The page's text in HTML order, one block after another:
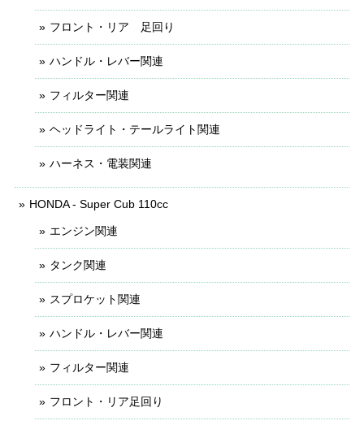
フロント・リア 足回り
ハンドル・レバー関連
フィルター関連
ヘッドライト・テールライト関連
ハーネス・電装関連
HONDA - Super Cub 110cc
エンジン関連
タンク関連
スプロケット関連
ハンドル・レバー関連
フィルター関連
フロント・リア足回り